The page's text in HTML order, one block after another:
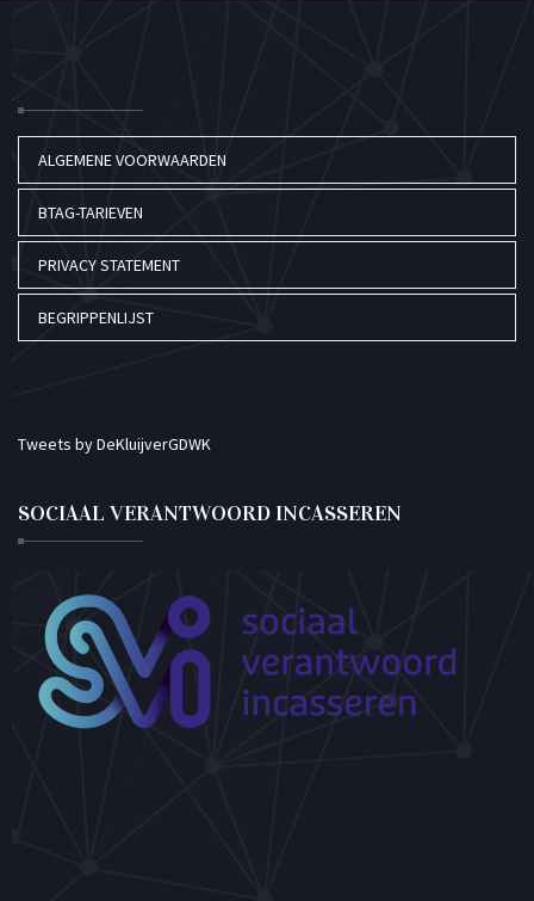
ALGEMENE VOORWAARDEN
BTAG-TARIEVEN
PRIVACY STATEMENT
BEGRIPPENLIJST
Tweets by DeKluijverGDWK
SOCIAAL VERANTWOORD INCASSEREN